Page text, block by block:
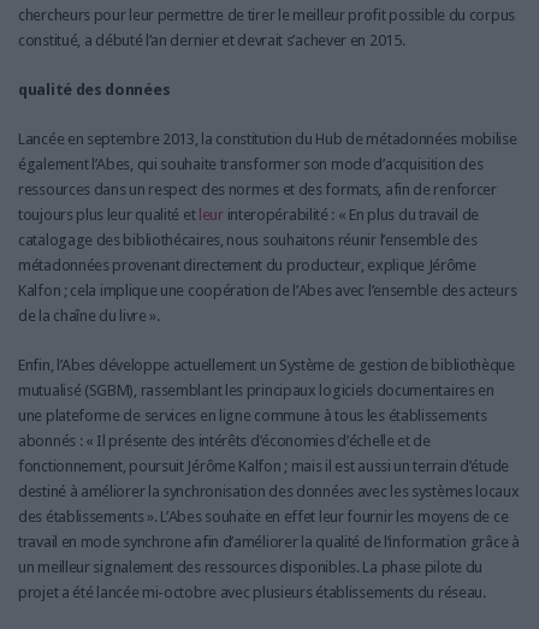
chercheurs pour leur permettre de tirer le meilleur profit possible du corpus
constitué, a débuté l’an dernier et devrait s’achever en 2015.
qualité des données
Lancée en septembre 2013, la constitution du Hub de métadonnées mobilise
également l’Abes, qui souhaite transformer son mode d’acquisition des
ressources dans un respect des normes et des formats, afin de renforcer
toujours plus leur qualité et leurinteropérabilité : « En plus du travail de
catalogage des bibliothécaires, nous souhaitons réunir l’ensemble des
métadonnées provenant directement du producteur, explique Jérôme
Kalfon ; cela implique une coopération de l’Abes avec l’ensemble des acteurs
de la chaîne du livre ».
Enfin, l’Abes développe actuellement un Système de gestion de bibliothèque
mutualisé (SGBM), rassemblant les principaux logiciels documentaires en
une plateforme de services en ligne commune à tous les établissements
abonnés : « Il présente des intérêts d’économies d’échelle et de
fonctionnement, poursuit Jérôme Kalfon ; mais il est aussi un terrain d’étude
destiné à améliorer la synchronisation des données avec les systèmes locaux
des établissements ». L’Abes souhaite en effet leur fournir les moyens de ce
travail en mode synchrone afin d’améliorer la qualité de l’information grâce à
un meilleur signalement des ressources disponibles. La phase pilote du
projet a été lancée mi-octobre avec plusieurs établissements du réseau.